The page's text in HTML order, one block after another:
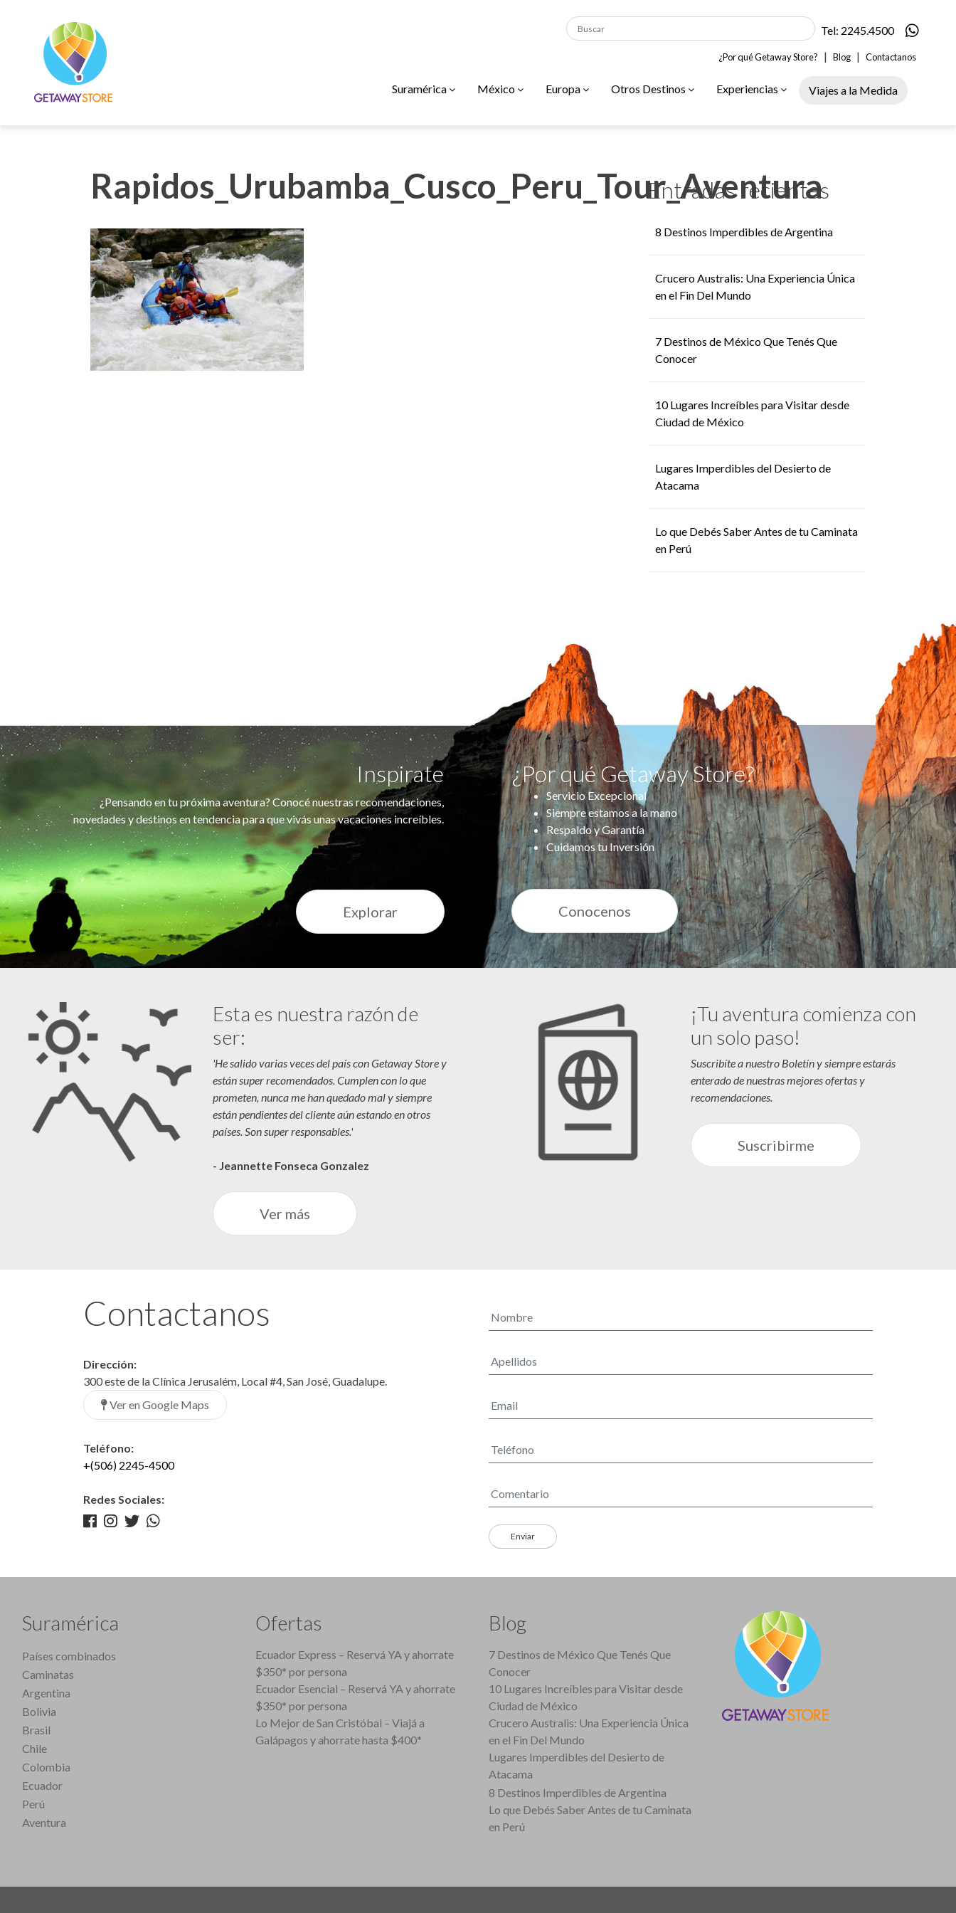
Tel: 2245.4500
¿Por qué Getaway Store? | Blog | Contactanos
Suramérica México Europa Otros Destinos Experiencias Viajes a la Medida
Rapidos_Urubamba_Cusco_Peru_Tour_Aventura
Entradas recientes
8 Destinos Imperdibles de Argentina
Crucero Australis: Una Experiencia Única
en el Fin Del Mundo
7 Destinos de México Que Tenés Que
Conocer
10 Lugares Increíbles para Visitar desde
Ciudad de México
Lugares Imperdibles del Desierto de
Atacama
Lo que Debés Saber Antes de tu Caminata
en Perú
Inspirate
¿Pensando en tu próxima aventura? Conocé nuestras recomendaciones,
novedades y destinos en tendencia para que vivás unas vacaciones increíbles.
¿Por qué Getaway Store?
Servicio Excepcional
Siempre estamos a la mano
Respaldo y Garantía
Cuidamos tu Inversión
Explorar Conocenos
Esta es nuestra razón de
ser:
'He salido varias veces del país con Getaway Store y
están super recomendados. Cumplen con lo que
prometen, nunca me han quedado mal y siempre
están pendientes del cliente aún estando en otros
países. Son super responsables.'
- Jeannette Fonseca Gonzalez
Ver más
¡Tu aventura comienza con
un solo paso!
Suscribíte a nuestro Boletín y siempre estarás
enterado de nuestras mejores ofertas y
recomendaciones.
Suscribirme
Contactanos
Dirección:
300 este de la Clínica Jerusalém, Local #4, San José, Guadalupe.
Ver en Google Maps
Teléfono:
+(506) 2245-4500
Redes Sociales:
Suramérica
Países combinados
Caminatas
Argentina
Bolivia
Brasil
Chile
Colombia
Ecuador
Perú
Aventura
Ofertas
Ecuador Express – Reservá YA y ahorrate
$350* por persona
Ecuador Esencial – Reservá YA y ahorrate
$350* por persona
Lo Mejor de San Cristóbal – Viajá a
Galápagos y ahorrate hasta $400*
Blog
7 Destinos de México Que Tenés Que
Conocer
10 Lugares Increíbles para Visitar desde
Ciudad de México
Crucero Australis: Una Experiencia Única
en el Fin Del Mundo
Lugares Imperdibles del Desierto de
Atacama
8 Destinos Imperdibles de Argentina
Lo que Debés Saber Antes de tu Caminata
en Perú